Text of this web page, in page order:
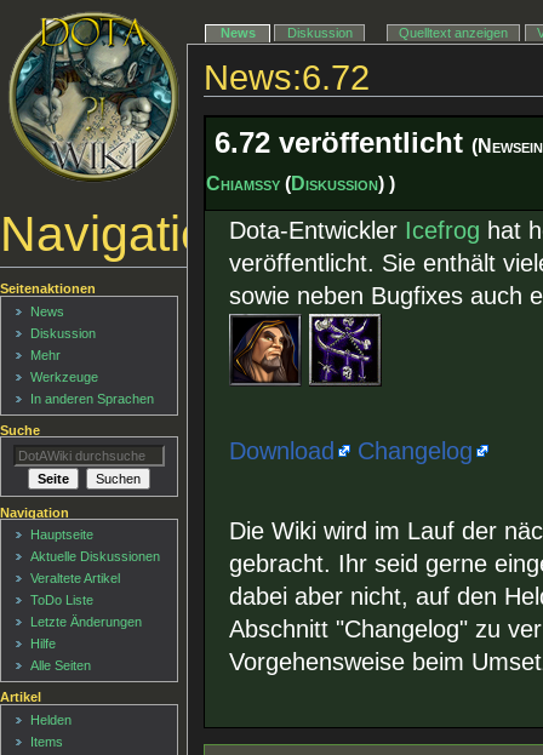
News:6.72
6.72 veröffentlicht
Chiamssy (Diskussion) )
Dota-Entwickler Icefrog hat
veröffentlicht. Sie enthält
sowie neben Bugfixes auch
Download Changelog
Die Wiki wird im Lauf der
gebracht. Ihr seid gerne
dabei aber nicht, auf den
Abschnitt "Changelog" zu
Vorgehensweise beim
Navigationsmenü
News Diskussion Quelltext anzeigen
Seitenaktionen
News
Diskussion
Mehr
Werkzeuge
In anderen Sprachen
Suche
Navigation
Hauptseite
Aktuelle Diskussionen
Veraltete Artikel
ToDo Liste
Letzte Änderungen
Hilfe
Alle Seiten
Artikel
Helden
Items